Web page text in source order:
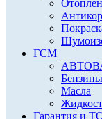
ГСМ
Бензины
Масла
Гарантия и